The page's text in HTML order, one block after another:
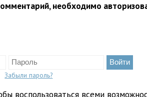
необходимо
Забыли пароль?
воспользоваться всеми